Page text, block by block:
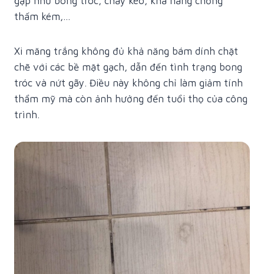
thấm kém,…
Xi măng trắng không đủ khả năng bám dính chặt
chẽ với các bề mặt gạch, dẫn đến tình trạng bong
tróc và nứt gãy. Điều này không chỉ làm giảm tính
thẩm mỹ mà còn ảnh hưởng đến tuổi thọ của công
trình.